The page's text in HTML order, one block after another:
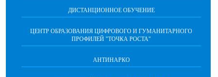
ДИСТАНЦИОННОЕ ОБУЧЕНИЕ
ЦЕНТР ОБРАЗОВАНИЯ ЦИФРОВОГО И ГУМАНИТАРНОГО
ПРОФИЛЕЙ "ТОЧКА РОСТА"
АНТИНАРКО